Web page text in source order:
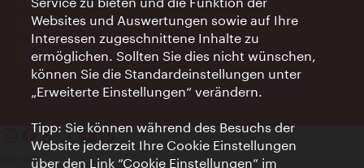
Ort:
concierge.wien.info
Öffnungszeiten:
Informationen rund um die Uhr
Kontakt
Websites und Auswertungen sowie auf Ihre
Interessen zugeschnittene Inhalte zu
ermöglichen. Sollten Sie dies nicht wünschen,
können Sie die Standardeinstellungen unter
„Erweiterte Einstellungen“ verändern.
Tipp: Sie können während des Besuchs der
Website jederzeit Ihre Cookie Einstellungen
über den Link “Cookie Einstellungen” im